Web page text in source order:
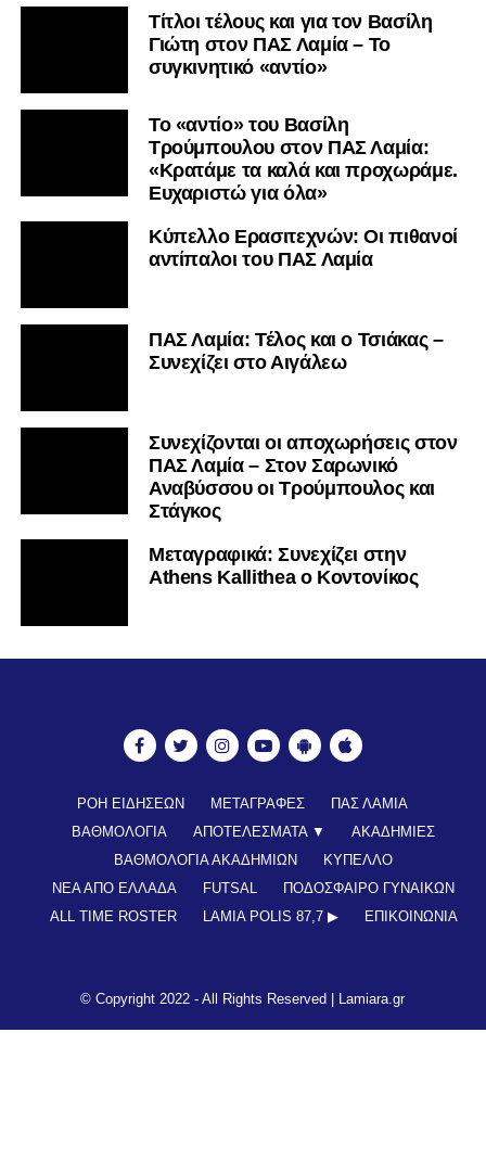
Τίτλοι τέλους και για τον Βασίλη
Γιώτη στον ΠΑΣ Λαμία – Το
συγκινητικό «αντίο»
Το «αντίο» του Βασίλη
Τρούμπουλου στον ΠΑΣ Λαμία:
«Κρατάμε τα καλά και προχωράμε.
Ευχαριστώ για όλα»
Κύπελλο Ερασιτεχνών: Οι πιθανοί
αντίπαλοι του ΠΑΣ Λαμία
ΠΑΣ Λαμία: Τέλος και ο Τσιάκας –
Συνεχίζει στο Αιγάλεω
Συνεχίζονται οι αποχωρήσεις στον
ΠΑΣ Λαμία – Στον Σαρωνικό
Αναβύσσου οι Τρούμπουλος και
Στάγκος
Mεταγραφικά: Συνεχίζει στην
Athens Kallithea ο Κοντονίκος
ΡΟΗ ΕΙΔΗΣΕΩΝ ΜΕΤΑΓΡΑΦΕΣ
ΠΑΣ ΛΑΜΙΑ
ΒΑΘΜΟΛΟΓΙΑ
ΑΠΟΤΕΛΕΣΜΑΤΑ ▼
ΑΚΑΔΗΜΙΕΣ
ΒΑΘΜΟΛΟΓΙΑ ΑΚΑΔΗΜΙΩΝ
ΚΥΠΕΛΛΟ
ΝΕΑ ΑΠΟ ΕΛΛΑΔΑ
FUTSAL
ΠΟΔΟΣΦΑΙΡΟ ΓΥΝΑΙΚΩΝ
ALL TIME ROSTER
LAMIA POLIS 87,7 ▶︎ ΕΠΙΚΟΙΝΩΝΊΑ
© Copyright 2022 - All Rights Reserved | Lamiara.gr